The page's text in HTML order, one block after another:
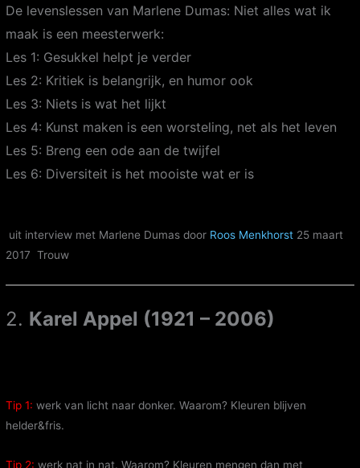
De levenslessen van Marlene Dumas: Niet alles wat ik
maak is een meesterwerk:
Les 1: Gesukkel helpt je verder
Les 2: Kritiek is belangrijk, en humor ook
Les 3: Niets is wat het lijkt
Les 4: Kunst maken is een worsteling, net als het leven
Les 5: Breng een ode aan de twijfel
Les 6: Diversiteit is het mooiste wat er is
uit interview met Marlene Dumas door Roos Menkhorst 25 maart
2017 Trouw
2. Karel Appel (1921 – 2006)
Tip 1: werk van licht naar donker. Waarom? Kleuren blijven
helder&fris.
Tip 2: werk nat in nat. Waarom? Kleuren mengen dan met